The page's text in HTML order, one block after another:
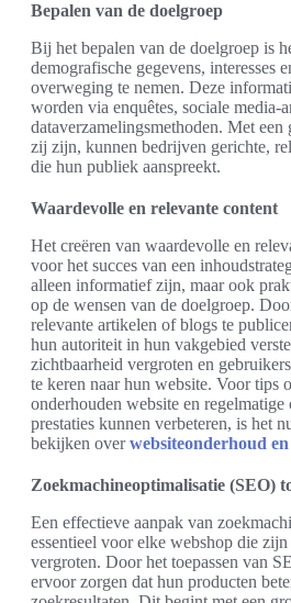
Bepalen van de doelgroep
Bij het bepalen van de doelgroep is
demografische gegevens, interesses
overweging te nemen. Deze
worden via enquêtes, sociale media-
dataverzamelingsmethoden. Met
zij zijn, kunnen bedrijven gerichte,
die hun publiek aanspreekt.
Waardevolle en relevante content
Het creëren van waardevolle en
voor het succes van een
alleen informatief zijn, maar ook
op de wensen van de doelgroep.
relevante artikelen of blogs te
hun autoriteit in hun vakgebied
zichtbaarheid vergroten en
te keren naar hun website. Voor tips
onderhouden website en regelmatige
prestaties kunnen verbeteren, is het
bekijken overwebsiteonderhoud
Zoekmachineoptimalisatie (SEO)
Een effectieve aanpak van
essentieel voor elke webshop die
vergroten. Door het toepassen van
ervoor zorgen dat hun producten